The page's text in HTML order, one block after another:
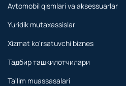
Avtomobil qismlari va aksessuarlar
Yuridik mutaxassislar
Xizmat ko'rsatuvchi biznes
Тадбир ташкилотчилари
Ta'lim muassasalari